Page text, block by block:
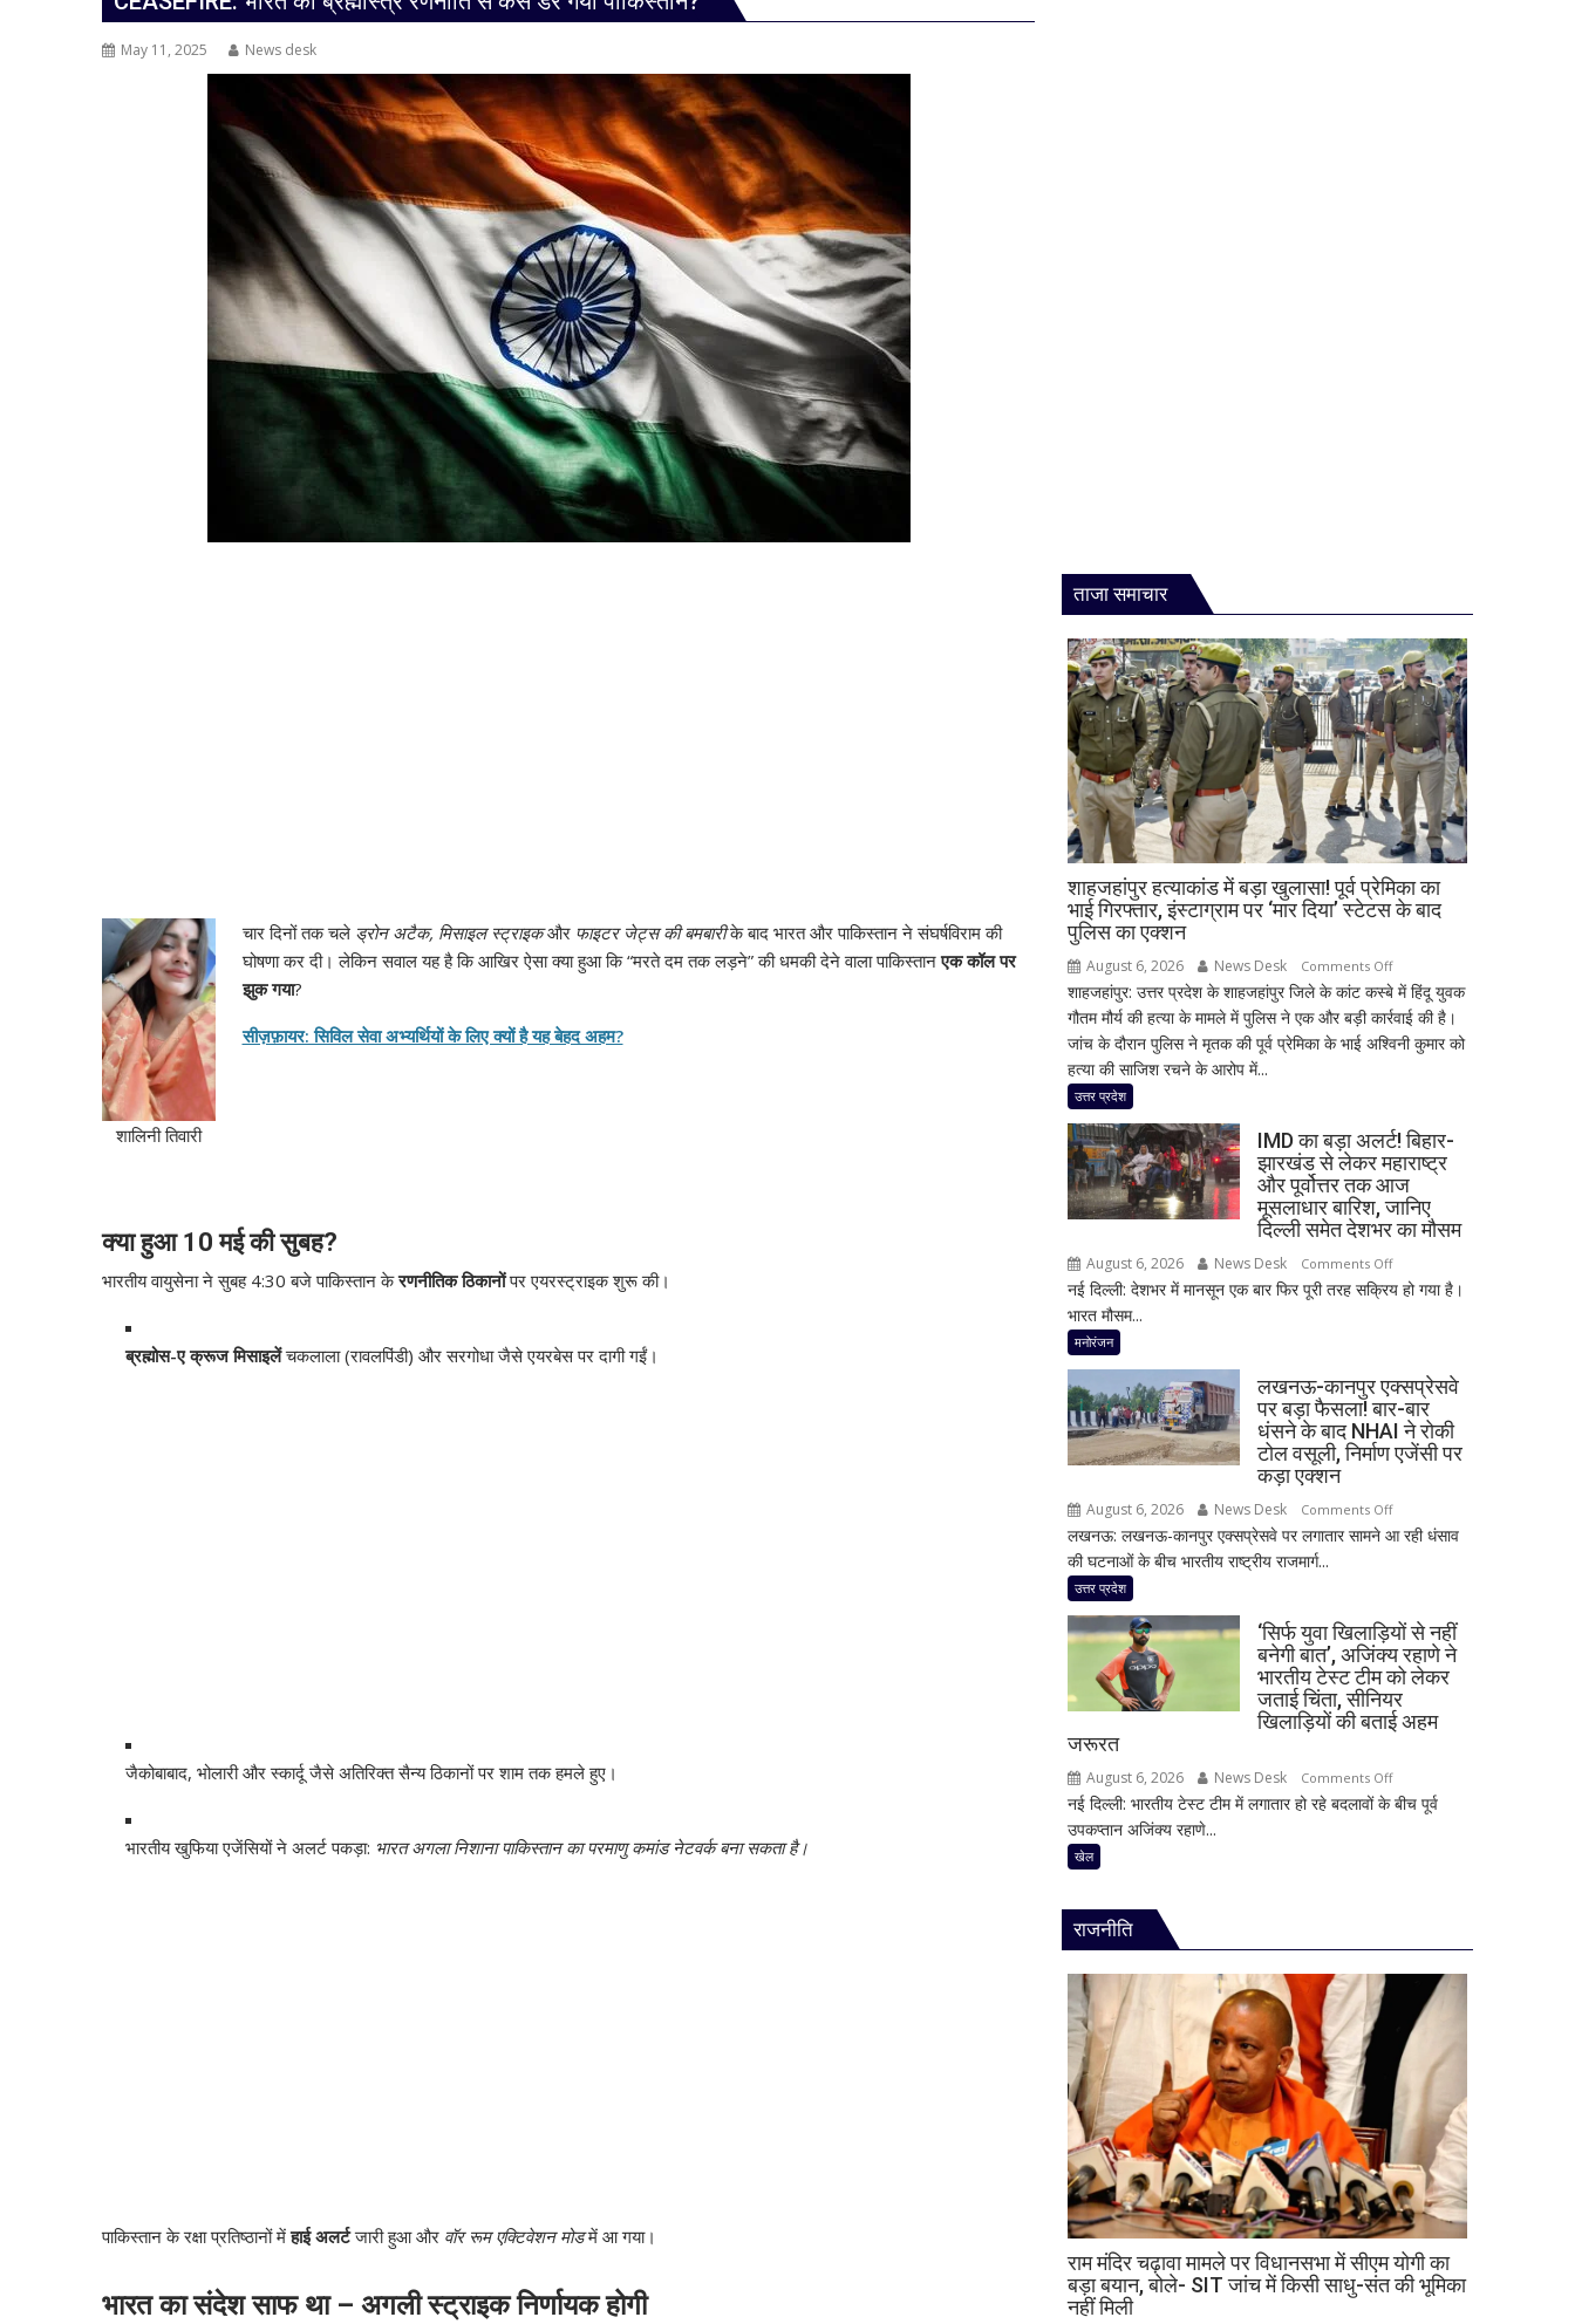
May 11, 2025 News desk
शालिनी तिवारी
चार दिनों तक चले ड्रोन अटैक, मिसाइल स्ट्राइकऔर फाइटर जेट्स की बमबारीके बाद भारत और पाकिस्तान ने संघर्षविराम की
घोषणा कर दी। लेकिन सवाल यह है कि आखिर ऐसा क्या हुआ कि “मरते दम तक लड़ने” की धमकी देने वाला पाकिस्तानएक कॉल पर
झुक गया?
सीज़फ़ायर: सिविल सेवा अभ्यर्थियों के लिए क्यों है यह बेहद अहम?
क्या हुआ 10 मई की सुबह?
भारतीय वायुसेना ने सुबह 4:30 बजे पाकिस्तान केरणनीतिक ठिकानोंपर एयरस्ट्राइक शुरू की।
ब्रह्मोस-ए क्रूज मिसाइलेंचकलाला (रावलपिंडी) और सरगोधा जैसे एयरबेस पर दागी गईं।
जैकोबाबाद, भोलारी और स्कार्दू जैसे अतिरिक्त सैन्य ठिकानों पर शाम तक हमले हुए।
भारतीय खुफिया एजेंसियों ने अलर्ट पकड़ा: भारत अगला निशाना पाकिस्तान का परमाणु कमांड नेटवर्क बना सकता है।
पाकिस्तान के रक्षा प्रतिष्ठानों मेंहाई अलर्टजारी हुआ और वॉर रूम एक्टिवेशन मोडमें आ गया।
भारत का संदेश साफ था – अगली स्ट्राइक निर्णायक होगी
ताजा समाचार
शाहजहांपुर हत्याकांड में बड़ा खुलासा! पूर्व प्रेमिका का
भाई गिरफ्तार, इंस्टाग्राम पर ‘मार दिया’ स्टेटस के बाद
पुलिस का एक्शन
August 6, 2026 News Desk Comments Offon
शाहजहांपुर
हत्याकांड
में
प्रेमिका
का
भाई
गिरफ्तार,
‘मार
बाद
पुलिस
का
शाहजहांपुर: उत्तर प्रदेश के शाहजहांपुर जिले के कांट कस्बे में हिंदू युवक
गौतम मौर्य की हत्या के मामले में पुलिस ने एक और बड़ी कार्रवाई की है।
जांच के दौरान पुलिस ने मृतक की पूर्व प्रेमिका के भाई अश्विनी कुमार को
हत्या की साजिश रचने के आरोप में...
उत्तर प्रदेश
IMD का बड़ा अलर्ट! बिहार-
झारखंड से लेकर महाराष्ट्र
और पूर्वोत्तर तक आज
मूसलाधार बारिश, जानिए
दिल्ली समेत देशभर का मौसम
August 6, 2026 News Desk Comments Offon
IMD
बिहार-
झारखंड
से
लेकर
पूर्वोत्तर
मूसलाधार
बारिश,
जानिए
दिल्ली
समेत
का
मौसम
नई दिल्ली: देशभर में मानसून एक बार फिर पूरी तरह सक्रिय हो गया है।
भारत मौसम...
मनोरंजन
लखनऊ-कानपुर एक्सप्रेसवे
पर बड़ा फैसला! बार-बार
धंसने के बाद NHAI ने रोकी
टोल वसूली, निर्माण एजेंसी पर
कड़ा एक्शन
August 6, 2026 News Desk Comments Offon
लखनऊ-
बड़ा
फैसला!
बार-
बार
निर्माण
एजेंसी
एक्शन
लखनऊ: लखनऊ-कानपुर एक्सप्रेसवे पर लगातार सामने आ रही धंसाव
की घटनाओं के बीच भारतीय राष्ट्रीय राजमार्ग...
उत्तर प्रदेश
‘सिर्फ युवा खिलाड़ियों से नहीं
बनेगी बात’, अजिंक्य रहाणे ने
भारतीय टेस्ट टीम को लेकर
जताई चिंता, सीनियर
खिलाड़ियों की बताई अहम
जरूरत
August 6, 2026 News Desk Comments Offon
‘सिर्फ
भारतीय
टेस्ट
टीम
को
लेकर
जताई
चिंता,
सीनियर
खिलाड़ियों
की
नई दिल्ली: भारतीय टेस्ट टीम में लगातार हो रहे बदलावों के बीच पूर्व
उपकप्तान अजिंक्य रहाणे...
खेल
राजनीति
राम मंदिर चढ़ावा मामले पर विधानसभा में सीएम योगी का
बड़ा बयान, बोले- SIT जांच में किसी साधु-संत की भूमिका
नहीं मिली